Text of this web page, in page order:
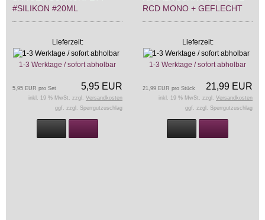
#SILIKON #20ML
Lieferzeit:
1-3 Werktage / sofort abholbar
5,95 EUR
5,95 EUR pro Set
inkl. 19 % MwSt. zzgl. Versandkosten
ggf. zzgl. Sperrgutzuschlag
RCD MONO + GEFLECHT
Lieferzeit:
1-3 Werktage / sofort abholbar
21,99 EUR
21,99 EUR pro Stück
inkl. 19 % MwSt. zzgl. Versandkosten
ggf. zzgl. Sperrgutzuschlag